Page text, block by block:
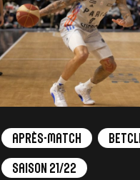
Après-match
Saison 21/22